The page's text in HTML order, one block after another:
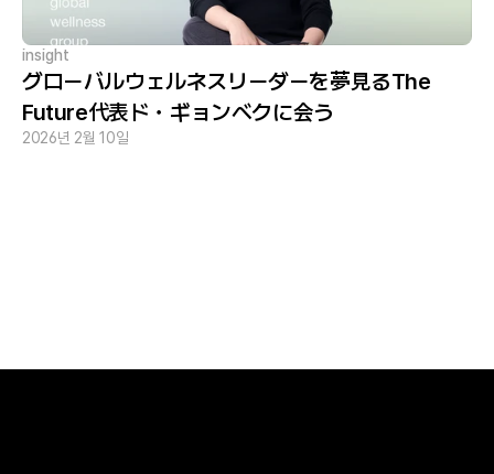
insight
グローバルウェルネスリーダーを夢見るThe
Future代表ド・ギョンベクに会う
2026년 2월 10일